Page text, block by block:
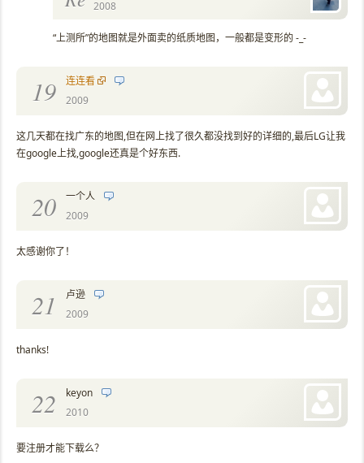
2008
“上测所”的地图就是外面卖的纸质地图，一般都是变形的 -_-
19
连连看
2009
这几天都在找广东的地图,但在网上找了很久都没找到好的详细的,最后LG让我
在google上找,google还真是个好东西.
20
一个人
2009
太感谢你了！
21
卢逊
2009
thanks!
22
keyon
2010
要注册才能下载么？